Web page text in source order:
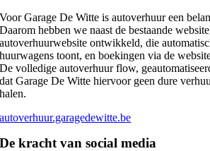
Voor Garage De Witte is autoverhuur een
Daarom hebben we naast de bestaande
autoverhuurwebsite ontwikkeld, die
huurwagens toont, en boekingen via de
De volledige autoverhuur flow,
dat Garage De Witte hiervoor geen dure
halen.
autoverhuur.garagedewitte.be
De kracht van social media